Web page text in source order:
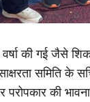
की गई जैसे
समिति के
परोपकार की